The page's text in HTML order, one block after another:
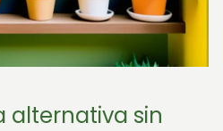
alternativa sin